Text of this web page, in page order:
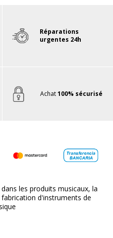
Réparations
urgentes 24h
Achat100% sécurisé
les produits musicaux, la
d'instruments de